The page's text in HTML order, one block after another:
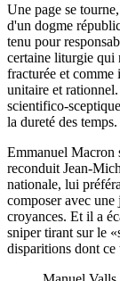
Une page se
d'un dogme
tenu pour
certaine liturgie qui
fracturée et comme
unitaire et
scientifico-
la dureté des temps.
Emmanuel Macron
reconduit Jean-
nationale, lui
composer avec une
croyances. Et il a
sniper tirant sur le
disparitions dont ce